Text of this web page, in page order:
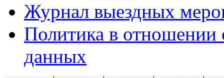
Журнал выездных
Политика в отношении
данных